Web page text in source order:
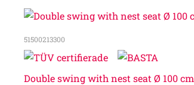
51500213300
Double swing with nest seat Ø 100 cm